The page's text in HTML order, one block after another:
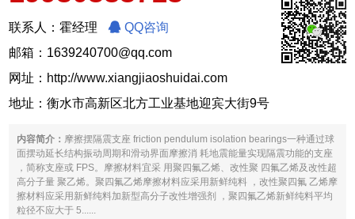
联系人：霍经理
QQ咨询
邮箱：1639240700@qq.com
网址： http://www.xiangjiaoshuidai.com
地址：衡水市高新区北方工业基地迎宾大街9号
内容简介： 摩擦摆隔震支座 friction pendulum isolation bearings一种通过球
面摆动延长结构振动周期和滑动界面摩擦消 耗地震能量实现隔震功能的支座
，简称支座或 FPS。摩擦材料宜采 用聚四氟乙烯、改性聚 四氟乙烯及改性超
高分子量 聚乙烯。聚四氟乙烯摩擦材料应采用新鲜纯料 ，改性聚四氟 乙烯摩
擦材料应采用新鲜纯料加新型高分子改性增强剂 ，聚四氟乙烯新鲜纯料平均
粒径不应大于 5......